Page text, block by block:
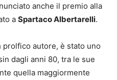
anche il premio alla
a Spartaco Albertarelli.
autore, è stato uno
dagli anni 80, tra le sue
quella maggiormente